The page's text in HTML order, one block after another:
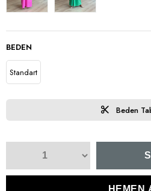
BEDEN
Standart
Beden